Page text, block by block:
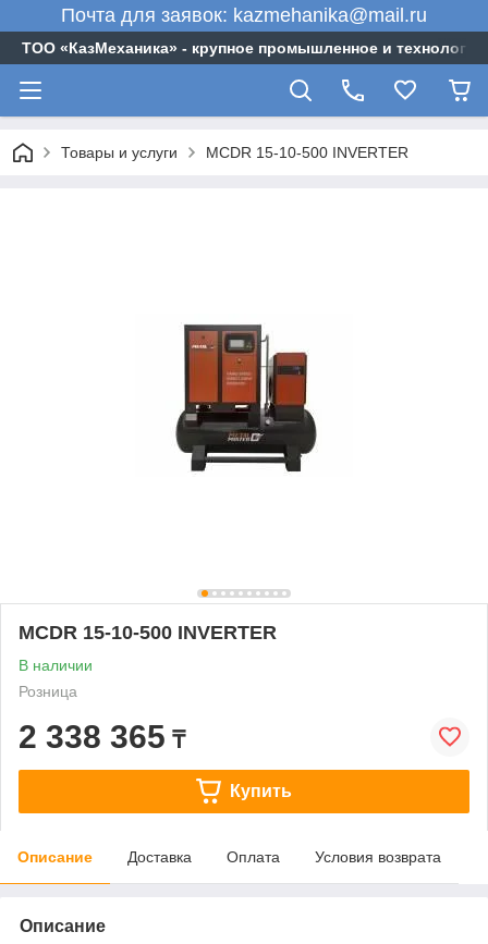
Почта для заявок: kazmehanika@mail.ru
ТОО «‎КазМеханика» - крупное промышленное и
Товары и услуги MCDR 15-10-500 INVERTER
MCDR 15-10-500 INVERTER
В наличии
Розница
2 338 365 ₸
Купить
Описание Доставка Оплата Условия возврата
Описание